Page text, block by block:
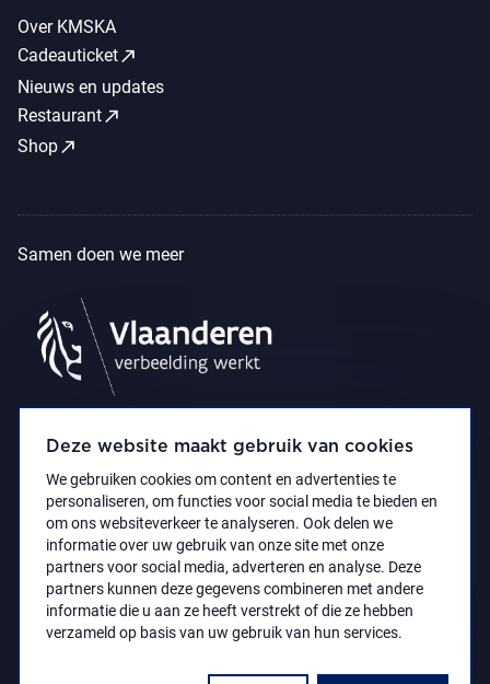
Deze website maakt gebruik van cookies
We gebruiken cookies om content en advertenties te
personaliseren, om functies voor social media te bieden en
om ons websiteverkeer te analyseren. Ook delen we
informatie over uw gebruik van onze site met onze
partners voor social media, adverteren en analyse. Deze
partners kunnen deze gegevens combineren met andere
informatie die u aan ze heeft verstrekt of die ze hebben
verzameld op basis van uw gebruik van hun services.
Over KMSKA
Cadeauticketcall_made
Nieuws en updates
Restaurantcall_made
Shopcall_made
Samen doen we meer
Privacyverklaring Toegankelijkheidsverklaring
© 2021 Koninklijk Museum voor Schone Kunsten